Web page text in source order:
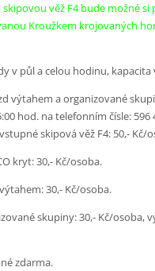
věž F4 bude možné si
Kroužkem krojovaných
v půl a celou hodinu,
výtahem a organizované
hod. na telefonním čísle: 596
skipová věž F4: 50,- Kč/
kryt: 30,- Kč/osoba.
30,- Kč/osoba.
skupiny: 30,- Kč/osoba,
zdarma.